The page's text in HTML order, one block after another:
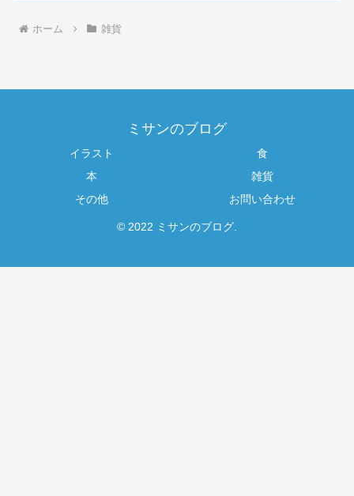
ホーム 雑貨
ミサンのブログ
イラスト
食
本
雑貨
その他
お問い合わせ
© 2022 ミサンのブログ.